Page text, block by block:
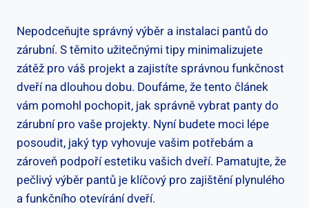
Nepodceňujte správný výběr a instalaci pantů do
zárubní. S těmito užitečnými tipy minimalizujete
zátěž pro váš projekt a zajistíte správnou funkčnost
dveří na dlouhou dobu. Doufáme, že tento článek
vám pomohl pochopit, jak správně vybrat panty do
zárubní pro vaše projekty. Nyní budete moci lépe
posoudit, jaký typ vyhovuje vašim potřebám a
zároveň podpoří estetiku vašich dveří. Pamatujte, že
pečlivý výběr pantů je klíčový pro zajištění plynulého
a funkčního otevírání dveří.